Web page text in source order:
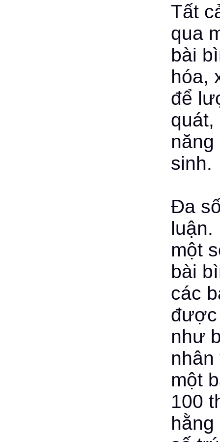
Tất
qua
bài
hóa,
để
quát,
sinh.
Đa
luận.
một
bài
các
được
như
nhân
một
100